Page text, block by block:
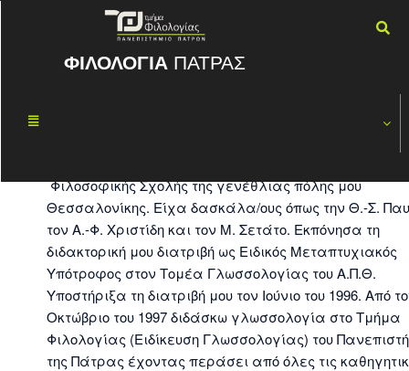
ΦΙΛΟΛΟΓΙΑ ΠΑΤΡΑΣ
Φιλοσοφικής Σχολής της γενέθλιας πόλης μου
Θεσσαλονίκης. Είχα δασκάλα/ους όπως την Θ.-Σ.
τον Α.-Φ. Χριστίδη και τον Μ. Σετάτο. Εκπόνησα τη
διδακτορική μου διατριβή ως Ειδικός Μεταπτυχιακός
Υπότροφος στον Τομέα Γλωσσολογίας του Α.Π.Θ.
Υποστήριξα τη διατριβή μου τον Ιούνιο του 1996. Από
Οκτώβριο του 1997 διδάσκω γλωσσολογία στο Τμήμα
Φιλολογίας (Ειδίκευση Γλωσσολογίας) του
της Πάτρας έχοντας περάσει από όλες τις